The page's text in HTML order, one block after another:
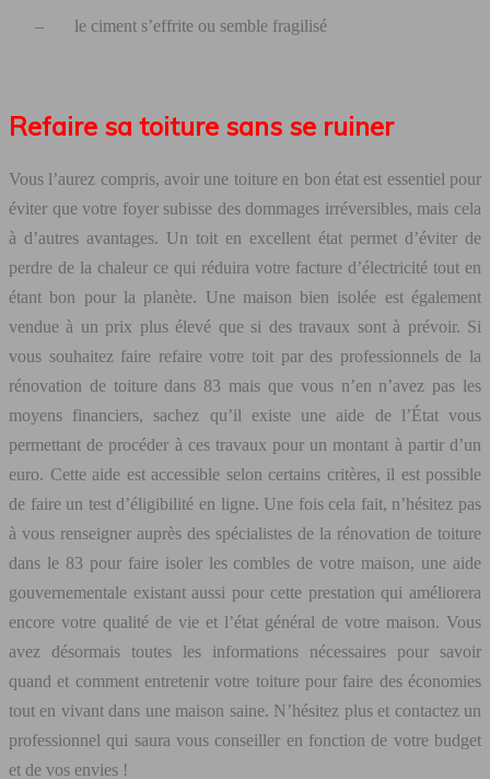
– le ciment s’effrite ou semble fragilisé
Refaire sa toiture sans se ruiner
Vous l’aurez compris, avoir une toiture en bon état est essentiel pour
éviter que votre foyer subisse des dommages irréversibles, mais cela
à d’autres avantages. Un toit en excellent état permet d’éviter de
perdre de la chaleur ce qui réduira votre facture d’électricité tout en
étant bon pour la planète. Une maison bien isolée est également
vendue à un prix plus élevé que si des travaux sont à prévoir. Si
vous souhaitez faire refaire votre toit par des professionnels de la
rénovation de toiture dans 83 mais que vous n’en n’avez pas les
moyens financiers, sachez qu’il existe une aide de l’État vous
permettant de procéder à ces travaux pour un montant à partir d’un
euro. Cette aide est accessible selon certains critères, il est possible
de faire un test d’éligibilité en ligne. Une fois cela fait, n’hésitez pas
à vous renseigner auprès des spécialistes de la rénovation de toiture
dans le 83 pour faire isoler les combles de votre maison, une aide
gouvernementale existant aussi pour cette prestation qui améliorera
encore votre qualité de vie et l’état général de votre maison. Vous
avez désormais toutes les informations nécessaires pour savoir
quand et comment entretenir votre toiture pour faire des économies
tout en vivant dans une maison saine. N’hésitez plus et contactez un
professionnel qui saura vous conseiller en fonction de votre budget
et de vos envies !